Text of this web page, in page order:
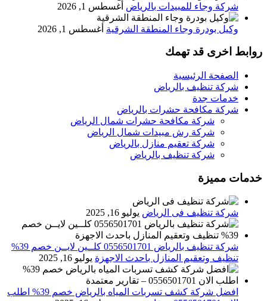
شركة وجاء للمبيدات بالرياض أغسطس 1, 2026
وكيل بودرة وجاء المنطقة الشرقية أغسطس 1, 2026
روابط اخرى قد تهمك
الصفحة الرئيسية
شركة تنظيف بالرياض
خدمات جدة
شركة مكافحة حشرات بالرياض
شركة مكافحة حشرات شمال الرياض
شركة رش مبيدات شمال الرياض
شركة تعقيم منازل بالرياض
شركة تنظيف بالرياض
خدمات مميزة
شركة تنظيف فى الرياض يوليو 16, 2025
شركة تنظيف بالرياض 0556501701 كلــين لايــن خصم 39%
تنظيف وتعقيم المنازل باحدث الاجهزة يوليو 16, 2025
افضل شركة كشف تسربات المياه بالرياض خصم 39% اطلب